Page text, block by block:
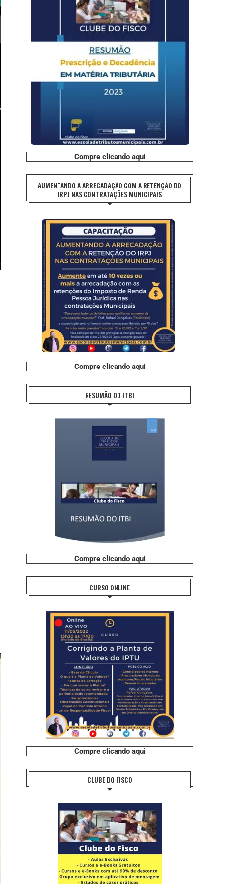
Compre clicando aqui
AUMENTANDO A ARRECADAÇÃO COM A RETENÇÃO DO
IRPJ NAS CONTRATAÇÕES MUNICIPAIS
Compre clicando aqui
RESUMÃO DO ITBI
Compre clicando aqui
CURSO ONLINE
Compre clicando aqui
CLUBE DO FISCO